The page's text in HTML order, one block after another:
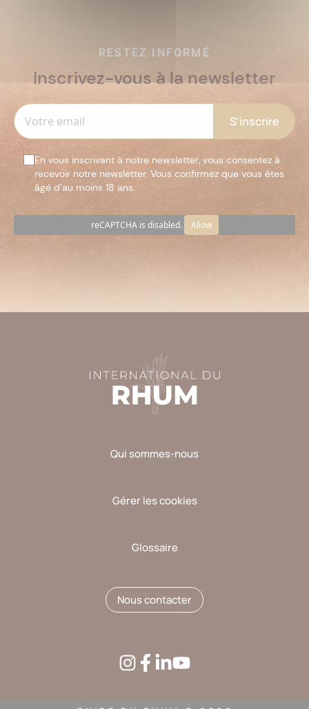
RESTEZ INFORMÉ
Inscrivez-vous à la newsletter
En vous inscrivant à notre newsletter, vous consentez à
recevoir notre newsletter. Vous confirmez que vous êtes
âgé d’au moins 18 ans.
reCAPTCHA is disabled. Allow
vide.
Qui sommes-nous
Gérer les cookies
Glossaire
Nous contacter